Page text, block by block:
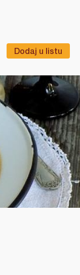
Dodaj u listu